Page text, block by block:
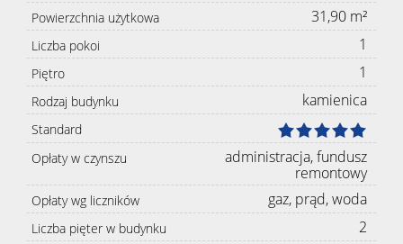
Powierzchnia użytkowa 31,90 m²
Liczba pokoi 1
Piętro 1
Rodzaj budynku kamienica
Standard
Opłaty w czynszu
administracja, fundusz
remontowy
Opłaty wg liczników gaz, prąd, woda
Liczba pięter w budynku 2